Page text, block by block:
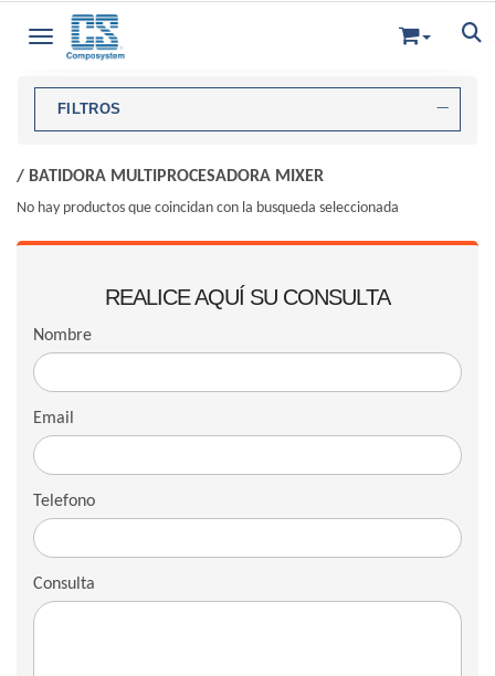
Toggle navigation
FILTROS
/ BATIDORA MULTIPROCESADORA MIXER
No hay productos que coincidan con la busqueda seleccionada
REALICE AQUÍ SU CONSULTA
Nombre
Email
Telefono
Consulta